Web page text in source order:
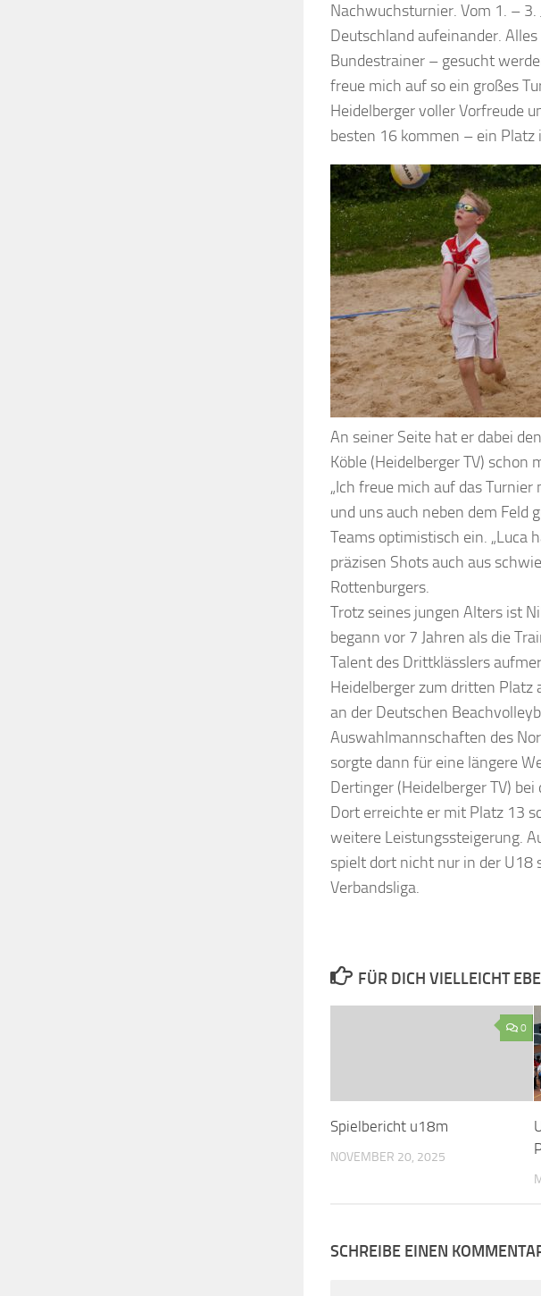
Nachwuchsturnier. Vom 1. –
Deutschland aufeinander.
Bundestrainer – gesucht
freue mich auf so ein großes
Heidelberger voller Vorfreude
besten 16 kommen – ein Platz
An seiner Seite hat er dabei
Köble (Heidelberger TV)
„Ich freue mich auf das
und uns auch neben dem Feld
Teams optimistisch ein. „Luca
präzisen Shots auch aus
Rottenburgers.
Trotz seines jungen Alters ist
begann vor 7 Jahren als die
Talent des Drittklässlers
Heidelberger zum dritten Platz
an der Deutschen
Auswahlmannschaften des
sorgte dann für eine längere
Dertinger (Heidelberger TV)
Dort erreichte er mit Platz 13
weitere Leistungssteigerung.
spielt dort nicht nur in der U18
Verbandsliga.
FÜR DICH VIELLEICHT
0
Spielbericht u18m
NOVEMBER 20, 2025
SCHREIBE EINEN